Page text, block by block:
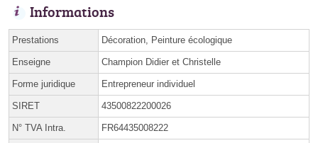
Informations
Prestations Décoration, Peinture écologique
Enseigne Champion Didier et Christelle
Forme juridique Entrepreneur individuel
SIRET 43500822200026
N° TVA Intra. FR64435008222